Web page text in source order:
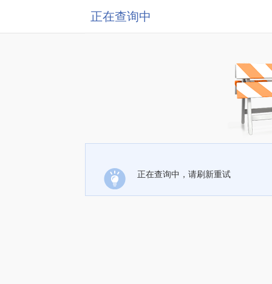
正在查询中
正在查询中，请刷新重试